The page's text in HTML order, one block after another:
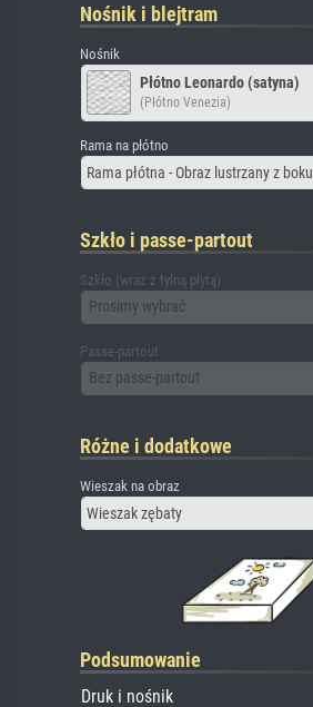
Nośnik i blejtram
Nośnik
Płótno Leonardo (satyna)
(Płótno Venezia)
Rama na płótno
Rama płótna - Obraz lustrzany z boku
Szkło i passe-partout
Szkło (wraz z tylną płytą)
Prosimy wybrać
Passe-partout
Bez passe-partout
Różne i dodatkowe
Wieszak na obraz
Wieszak zębaty
Podsumowanie
Druk i nośnik